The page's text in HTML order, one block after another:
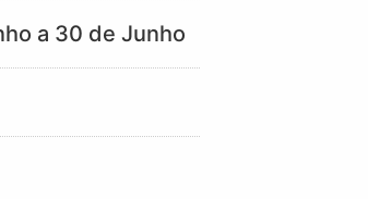
a 30 de Junho